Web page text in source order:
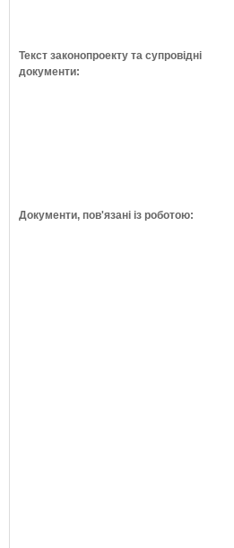
Текст законопроекту та супровідні
документи:
Документи, пов'язані із роботою: